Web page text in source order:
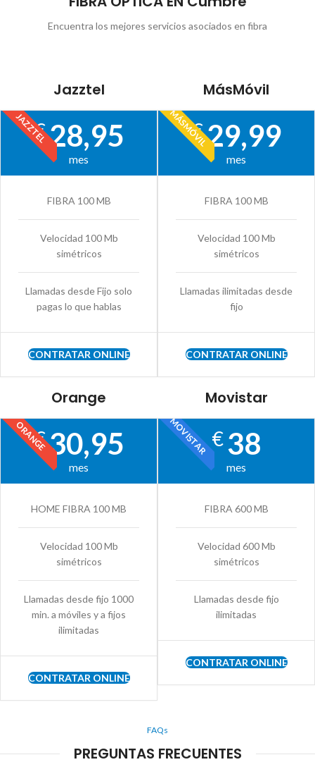
Encuentra los mejores servicios asociados en fibra
Jazztel
JAZZTEL
€28,95
mes
FIBRA 100 MB
Velocidad 100 Mb
simétricos
Llamadas desde Fijo solo
pagas lo que hablas
CONTRATAR ONLINE
MásMóvil
MÁSMÓVIL
€29,99
mes
FIBRA 100 MB
Velocidad 100 Mb
simétricos
Llamadas ilimitadas desde
fijo
CONTRATAR ONLINE
Orange
ORANGE
€30,95
mes
HOME FIBRA 100 MB
Velocidad 100 Mb
simétricos
Llamadas desde fijo 1000
min. a móviles y a fijos
ilimitadas
CONTRATAR ONLINE
Movistar
MOVISTAR€38
mes
FIBRA 600 MB
Velocidad 600 Mb
simétricos
Llamadas desde fijo
ilimitadas
CONTRATAR ONLINE
FAQs
PREGUNTAS FRECUENTES